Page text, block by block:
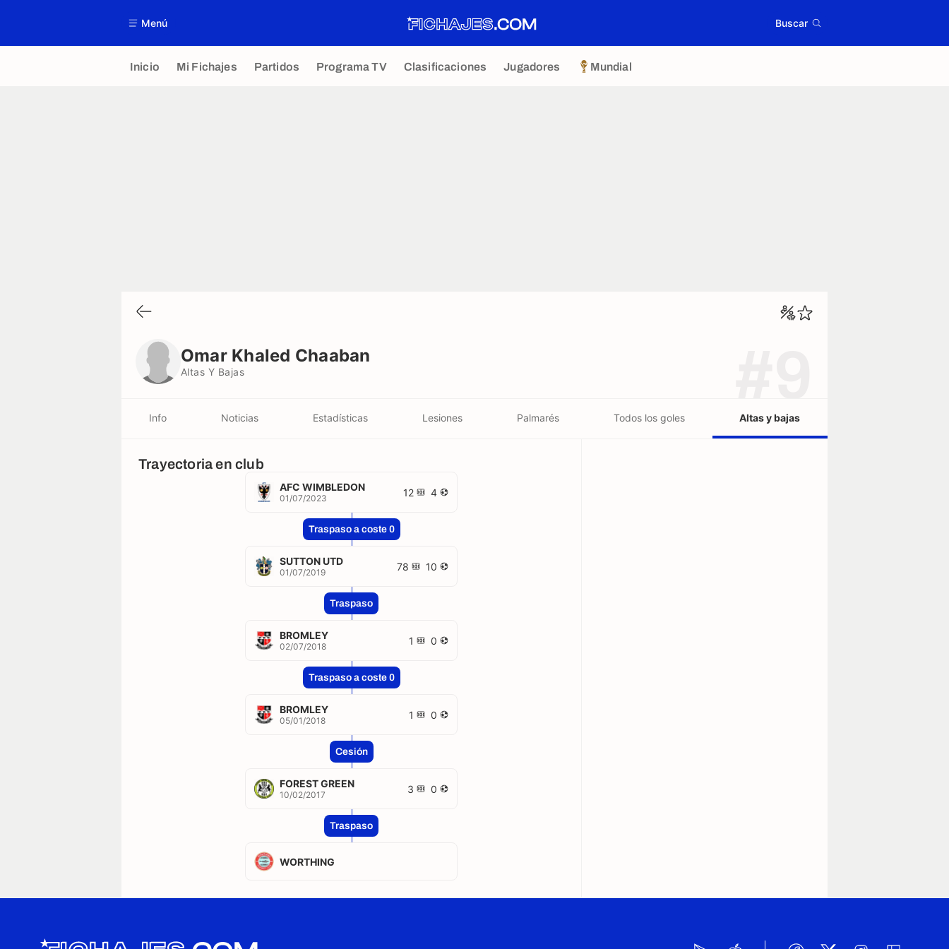
Menú Buscar
Inicio Mi Fichajes Partidos Programa TV Clasificaciones Jugadores Mundial
Omar Khaled Chaaban
Altas Y Bajas
Info Noticias Estadísticas Lesiones Palmarés Todos los goles Altas y bajas
Trayectoria en club
AFC WIMBLEDON
01/07/2023 12 4
Traspaso a coste 0
SUTTON UTD
01/07/2019 78 10
Traspaso
BROMLEY
02/07/2018 1 0
Traspaso a coste 0
BROMLEY
05/01/2018 1 0
Cesión
FOREST GREEN
10/02/2017 3 0
Traspaso
WORTHING